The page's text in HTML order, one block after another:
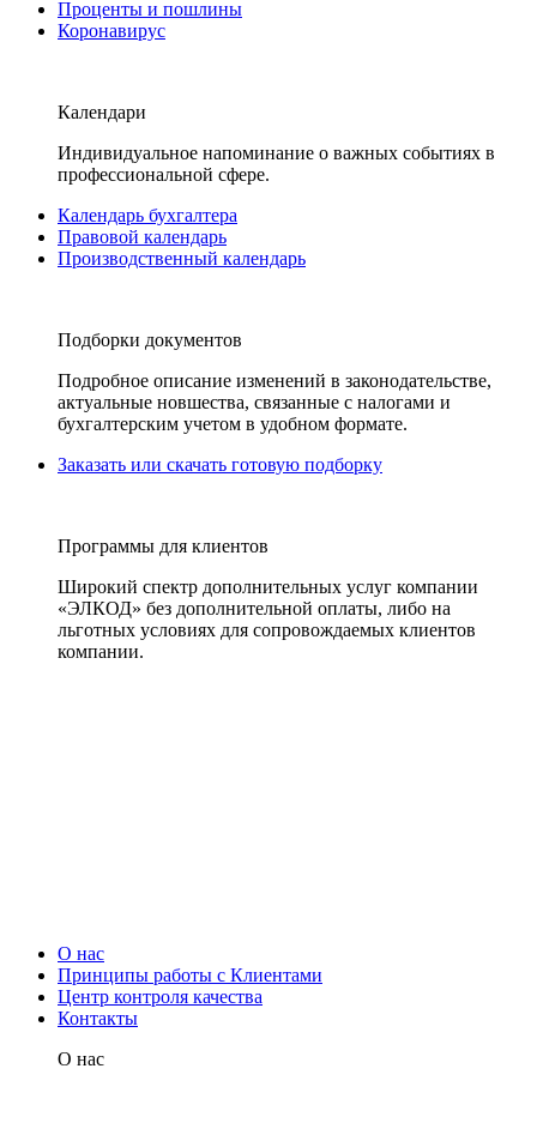
Проценты и пошлины
Коронавирус
Календари
Индивидуальное напоминание о важных событиях в
профессиональной сфере.
Календарь бухгалтера
Правовой календарь
Производственный календарь
Подборки документов
Подробное описание изменений в законодательстве,
актуальные новшества, связанные с налогами и
бухгалтерским учетом в удобном формате.
Заказать или скачать готовую подборку
Программы для клиентов
Широкий спектр дополнительных услуг компании
«ЭЛКОД» без дополнительной оплаты, либо на
льготных условиях для сопровождаемых клиентов
компании.
О нас
Принципы работы с Клиентами
Центр контроля качества
Контакты
О нас